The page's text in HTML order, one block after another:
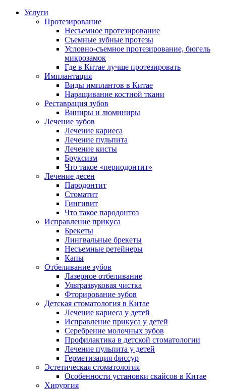
Услуги
Протезирование
Несъемное протезирование
Съемные зубные протезы
Условно-съемное протезирование, бюгель
микрозамок
Где в Китае лучше протезировать
Имплантация
Виды имплантов в Китае
Наращивание костной ткани
Реставрация зубов
Виниры и люминиры
Лечение зубов
Лечение кариеса
Лечение пульпита
Лечение кисты
Бруксизм
Что такое «периодонтит»
Лечение десен
Пародонтит
Стоматит
Гингивит
Что такое пародонтоз
Исправление прикуса
Брекеты
Лингвальные брекеты
Несъемные ретейнеры
Капы
Отбеливание зубов
Лазерное отбеливание
Ультразвуковая чистка
Фторирование зубов
Детская стоматология в Китае
Лечение кариеса у детей
Исправление прикуса у детей
Серебрение молочных зубов
Профилактика в детской стоматологии
Лечение пульпита у детей
Герметизация фиссур
Эстетическая стоматология
Особенности установки скайсов в Китае
Хирургия